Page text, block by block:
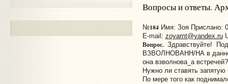
Вопросы и ответы.
№184Имя: Зоя Прислано:
E-mail: zoyamt@yandex.ru
Вопрос.Здравствуйте!
ВЗВОЛНОВАНН/НА в
она взволнова_а встречей?
Нужно ли ставять
По мере того как